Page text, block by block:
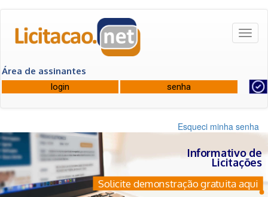
Área de assinantes
Esqueci minha senha
Informativo de
Licitações
Solicite demonstração gratuita aqui